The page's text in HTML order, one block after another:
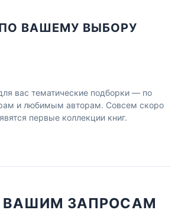
ВАШЕМУ ВЫБОРУ
вас тематические подборки — по
и любимым авторам. Совсем скоро
первые коллекции книг.
ВАШИМ ЗАПРОСАМ